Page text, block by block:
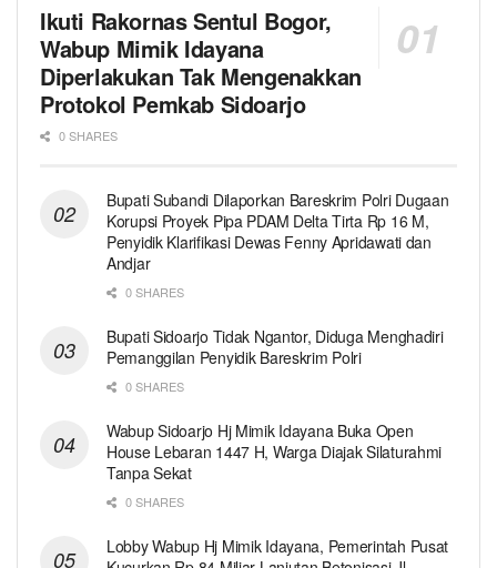
Ikuti Rakornas Sentul Bogor,
Wabup Mimik Idayana
Diperlakukan Tak Mengenakkan
Protokol Pemkab Sidoarjo
0 SHARES
Bupati Subandi Dilaporkan Bareskrim Polri Dugaan
Korupsi Proyek Pipa PDAM Delta Tirta Rp 16 M,
Penyidik Klarifikasi Dewas Fenny Apridawati dan
Andjar
0 SHARES
Bupati Sidoarjo Tidak Ngantor, Diduga Menghadiri
Pemanggilan Penyidik Bareskrim Polri
0 SHARES
Wabup Sidoarjo Hj Mimik Idayana Buka Open
House Lebaran 1447 H, Warga Diajak Silaturahmi
Tanpa Sekat
0 SHARES
Lobby Wabup Hj Mimik Idayana, Pemerintah Pusat